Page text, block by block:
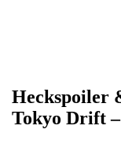
Heckspoiler
Tokyo Drift